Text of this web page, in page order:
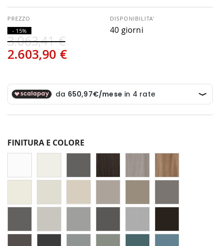
2.603,90 €
3.063,41 €
- 15%
DISPONIBILITA'
40 giorni
FINITURA E COLORE